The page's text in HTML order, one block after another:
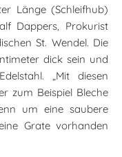
Länge (Schleifhub)
Dappers, Prokurist
St. Wendel. Die
dick sein und
„Mit diesen
zum Beispiel Bleche
um eine saubere
Grate vorhanden